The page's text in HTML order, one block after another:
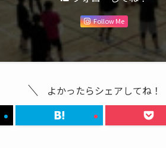
Follow Me
よかったらシェアしてね！